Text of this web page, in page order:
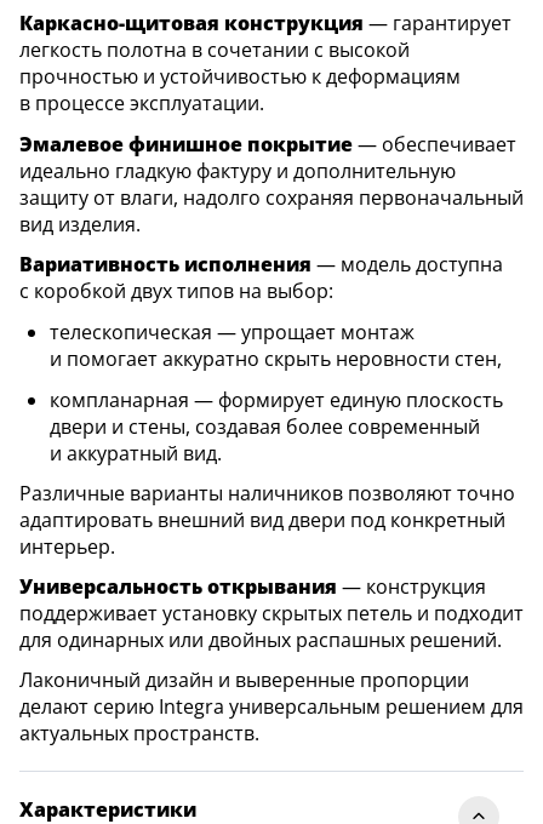
Каркасно-щитовая конструкция — гарантирует
легкость полотна в сочетании с высокой
прочностью и устойчивостью к деформациям
в процессе эксплуатации.
Эмалевое финишное покрытие— обеспечивает
идеально гладкую фактуру и дополнительную
защиту от влаги, надолго сохраняя первоначальный
вид изделия.
Вариативность исполнения — модель доступна
с коробкой двух типов на выбор:
телескопическая — упрощает монтаж
и помогает аккуратно скрыть неровности стен,
компланарная — формирует единую плоскость
двери и стены, создавая более современный
и аккуратный вид.
Различные варианты наличников позволяют точно
адаптировать внешний вид двери под конкретный
интерьер.
Универсальность открывания — конструкция
поддерживает установку скрытых петель и подходит
для одинарных или двойных распашных решений.
Лаконичный дизайн и выверенные пропорции
делают серию Integra универсальным решением для
актуальных пространств.
Характеристики